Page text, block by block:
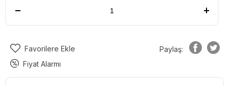
Favorilere Ekle
Fiyat Alarmı
Paylaş: